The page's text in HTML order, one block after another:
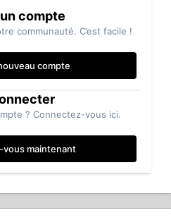
compte
communauté. C’est facile !
compte
? Connectez-vous ici.
maintenant